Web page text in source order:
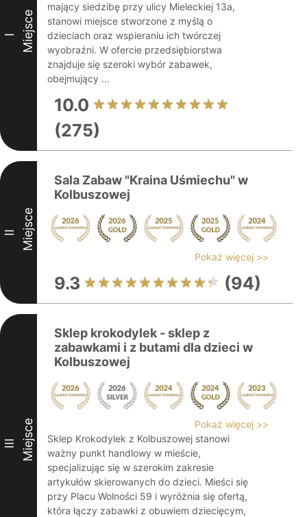
I Miejsce
mający siedzibę przy ulicy Mieleckiej 13a,
stanowi miejsce stworzone z myślą o
dzieciach oraz wspieraniu ich twórczej
wyobraźni. W ofercie przedsiębiorstwa
znajduje się szeroki wybór zabawek,
obejmujący ...
10.0
(275)
II Miejsce
Sala Zabaw "Kraina Uśmiechu" w
Kolbuszowej
Pokaż więcej >>
9.3 (94)
III Miejsce
Sklep krokodylek - sklep z
zabawkami i z butami dla dzieci w
Kolbuszowej
Pokaż więcej >>
Sklep Krokodylek z Kolbuszowej stanowi
ważny punkt handlowy w mieście,
specjalizując się w szerokim zakresie
artykułów skierowanych do dzieci. Mieści się
przy Placu Wolności 59 i wyróżnia się ofertą,
która łączy zabawki z obuwiem dziecięcym,